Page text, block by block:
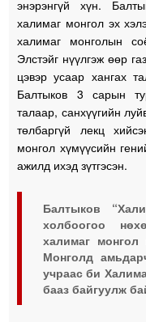
энэрэнгүй хүн.
халимаг монгол эх
халимаг монголын
Элстэйг нүүлгэж өөр
цэвэр усаар хангах
Балтыков 3 сарын
талаар, санхүүгийн
төлбаргүй лекц
монгол хүмүүсийн
ажилд ихэд зүтгэсэн.
Балтыков
холбоогоо
халимаг
Монголд
учраас би
бааз байгуулж